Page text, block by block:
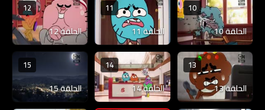
10
الحلقة 10
11
الحلقة 11
12
الحلقة 12
13
الحلقة 13
14
الحلقة 14
15
الحلقة 15